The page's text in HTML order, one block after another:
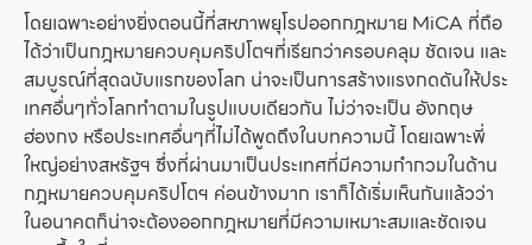
โดยเฉพาะอย่างยิ่งตอนนี้ที่สหภาพยุโรปออกกฎหมาย MiCA ที่ถือ
ได้ว่าเป็นกฎหมายควบคุมคริปโตฯที่เรียกว่าครอบคลุม ชัดเจน และ
สมบูรณ์ที่สุดฉบับแรกของโลก น่าจะเป็นการสร้างแรงกดดันให้ประ
เทศอื่นๆทั่วโลกทำตามในรูปแบบเดียวกัน ไม่ว่าจะเป็น อังกฤษ
ฮ่องกง หรือประเทศอื่นๆที่ไม่ได้พูดถึงในบทความนี้ โดยเฉพาะพี่
ใหญ่อย่างสหรัฐฯ ซึ่งที่ผ่านมาเป็นประเทศที่มีความกำกวมในด้าน
กฎหมายควบคุมคริปโตฯ ค่อนข้างมาก เราก็ได้เริ่มเห็นกันแล้วว่า
ในอนาคตก็น่าจะต้องออกกฎหมายที่มีความเหมาะสมและชัดเจน